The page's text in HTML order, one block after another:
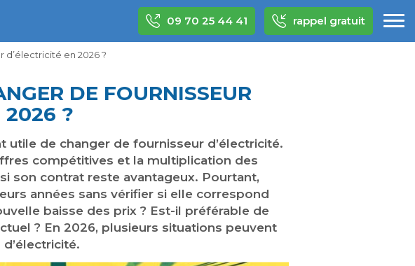
09 70 25 44 41 rappel gratuit
en 2026 ?
DE FOURNISSEUR
2026 ?
de changer de fournisseur d’électricité.
compétitives et la multiplication des
son contrat reste avantageux. Pourtant,
années sans vérifier si elle correspond
baisse des prix ? Est-il préférable de
? En 2026, plusieurs situations peuvent